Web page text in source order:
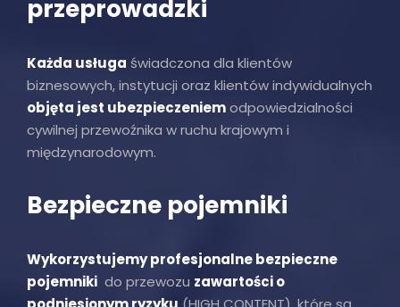
przeprowadzki
Każda usługa świadczona dla klientów
biznesowych, instytucji oraz klientów indywidualnych
objęta jest ubezpieczeniemodpowiedzialności
cywilnej przewoźnika w ruchu krajowym i
międzynarodowym.
Bezpieczne pojemniki
Wykorzystujemy profesjonalne bezpieczne
pojemniki do przewozu zawartości o